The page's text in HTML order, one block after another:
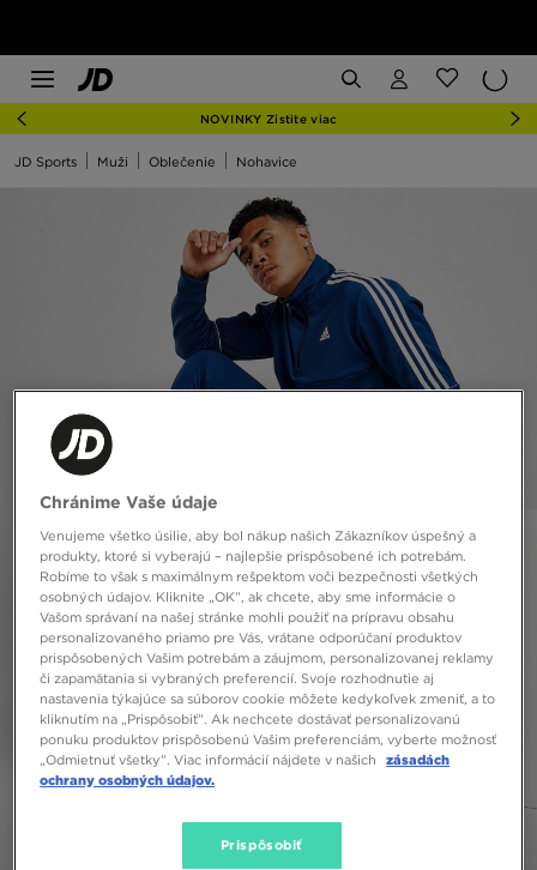
NOVINKY Zistite viac
JD Sports Muži Oblečenie Nohavice
Chránime Vaše údaje
Venujeme všetko úsilie, aby bol nákup našich Zákazníkov úspešný a
produkty, ktoré si vyberajú – najlepšie prispôsobené ich potrebám.
Robíme to však s maximálnym rešpektom voči bezpečnosti všetkých
osobných údajov. Kliknite „OK”, ak chcete, aby sme informácie o
Vašom správaní na našej stránke mohli použiť na prípravu obsahu
personalizovaného priamo pre Vás, vrátane odporúčaní produktov
prispôsobených Vašim potrebám a záujmom, personalizovanej reklamy
či zapamätania si vybraných preferencií. Svoje rozhodnutie aj
nastavenia týkajúce sa súborov cookie môžete kedykoľvek zmeniť, a to
kliknutím na „Prispôsobiť”. Ak nechcete dostávať personalizovanú
ponuku produktov prispôsobenú Vašim preferenciám, vyberte možnosť
„Odmietnuť všetky”. Viac informácií nájdete v našich
zásadách
ochrany osobných údajov.
Prispôsobiť